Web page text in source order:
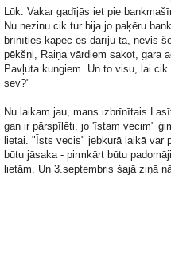
Lūk. Vakar gadījās iet pie
Nu nezinu cik tur bija jo paķēru
brīnīties kāpēc es darīju tā, nevis
pēkšņi, Raiņa vārdiem sakot, gara
Pavļuta kungiem. Un to visu, lai
sev?"
Nu laikam jau, mans izbrīnītais
gan ir pārspīlēti, jo 'īstam vecim"
lietai. "Īsts vecis" jebkurā laikā var
būtu jāsaka - pirmkārt būtu
lietām. Un 3.septembris šajā ziņā